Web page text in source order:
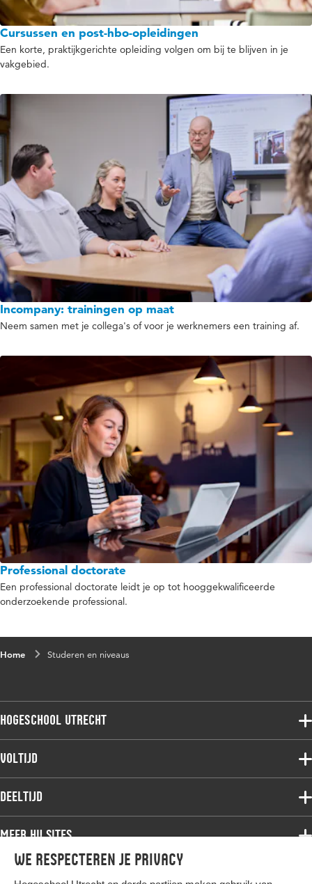
We respecteren je privacy
Cursussen en post-hbo-opleidingen
Een korte, praktijkgerichte opleiding volgen om bij te blijven in je
vakgebied.
Incompany: trainingen op maat
Neem samen met je collega's of voor je werknemers een training af.
Professional doctorate
Een professional doctorate leidt je op tot hooggekwalificeerde
onderzoekende professional.
Home Studeren en niveaus
Hogeschool Utrecht
Voltijdopleidingen
Deeltijdopleidingen
Onderzoek
Werken bij de HU
Voltijd
Associate degree
Bachelor
Master
Studiekeuze voltijd
Deeltijd
Associate degree
Bachelor
Meer HU sites
HU International